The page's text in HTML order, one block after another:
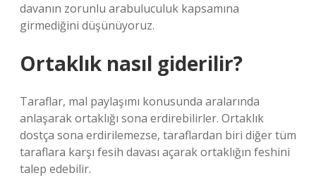
davanın zorunlu arabuluculuk kapsamına
girmediğini düşünüyoruz.
Ortaklık nasıl giderilir?
Taraflar, mal paylaşımı konusunda aralarında
anlaşarak ortaklığı sona erdirebilirler. Ortaklık
dostça sona erdirilemezse, taraflardan biri diğer tüm
taraflara karşı fesih davası açarak ortaklığın feshini
talep edebilir.